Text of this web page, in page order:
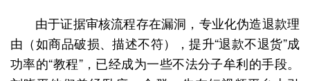
由于证据审核流程存在漏洞，专业化伪造退款理
由（如商品破损、描述不符），提升“退款不退货”成
功率的“教程”，已经成为一些不法分子牟利的手段。